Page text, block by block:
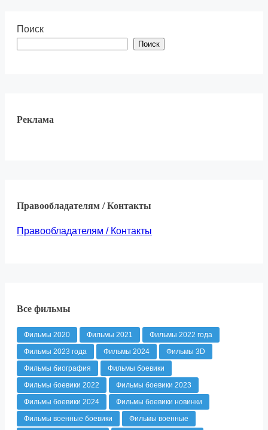
Поиск
Поиск
Реклама
Правообладателям / Контакты
Правообладателям / Контакты
Все фильмы
Фильмы 2020 Фильмы 2021
Фильмы 2022 года
Фильмы 2023 года
Фильмы 2024
Фильмы 3D
Фильмы биография
Фильмы боевики
Фильмы боевики 2022
Фильмы боевики 2023
Фильмы боевики 2024
Фильмы боевики новинки
Фильмы военные боевики
Фильмы военные